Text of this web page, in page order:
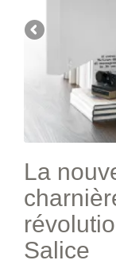
La
Salice